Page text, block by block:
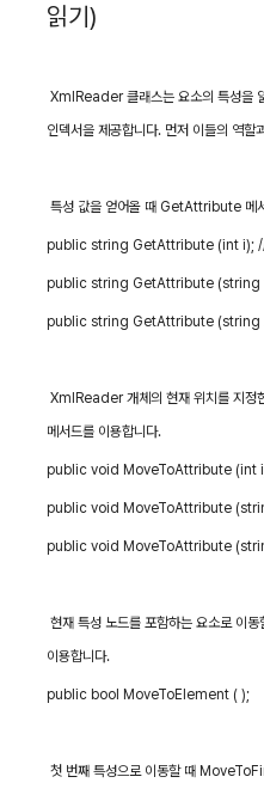
읽기)
XmlReader클래스는 요소의 특성을
인덱서을 제공합니다. 먼저 이들의 역할
특성 값을 얻어올 때 GetAttribute 메
public string GetAttribute (int i);
public string GetAttribute (string
public string GetAttribute (string
XmlReader개체의 현재 위치를 지정
메서드를 이용합니다.
public void MoveToAttribute (int
public void MoveToAttribute
public void MoveToAttribute
현재 특성 노드를 포함하는 요소로 이동
이용합니다.
public bool MoveToElement ( );
첫 번째 특성으로 이동할 때